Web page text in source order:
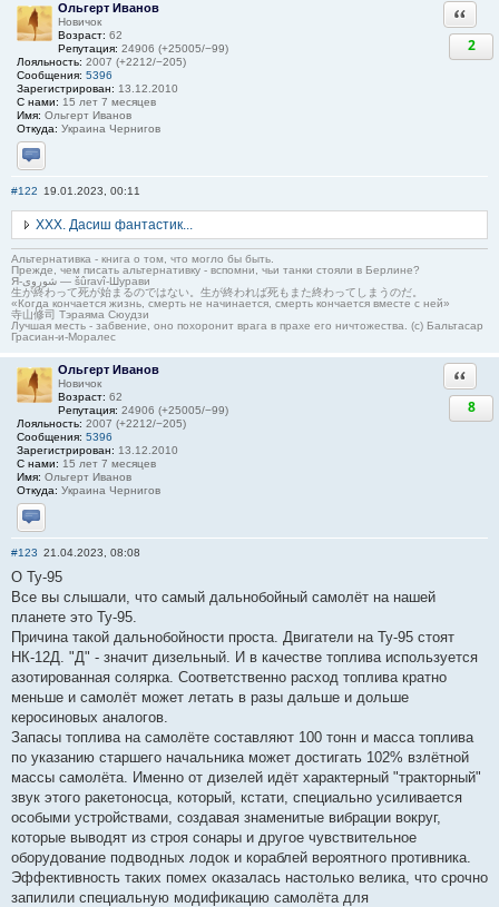
Ольгерт Иванов
Новичок
Возраст: 62
Репутация: 24906 (+25005/−99)
Лояльность: 2007 (+2212/−205)
Сообщения: 5396
Зарегистрирован: 13.12.2010
С нами: 15 лет 7 месяцев
Имя: Ольгерт Иванов
Откуда: Украина Чернигов
Отправить личное сообщение
2
#122 19.01.2023, 00:11
ХХХ. Дасиш фантастик...
Альтернативка - книга о том, что могло бы быть.
Прежде, чем писать альтернативку - вспомни, чьи танки стояли в Берлине?
Я-شوروی — šûravî-Шурави
生が終わって死が始まるのではない。生が終われば死もまた終わってしまうのだ。
«Когда кончается жизнь, смерть не начинается, смерть кончается вместе с ней»
寺山修司 Тэраяма Сюудзи
Лучшая месть - забвение, оно похоронит врага в прахе его ничтожества. (с) Бальтасар
Грасиан-и-Моралес
Ольгерт Иванов
Новичок
Возраст: 62
Репутация: 24906 (+25005/−99)
Лояльность: 2007 (+2212/−205)
Сообщения: 5396
Зарегистрирован: 13.12.2010
С нами: 15 лет 7 месяцев
Имя: Ольгерт Иванов
Откуда: Украина Чернигов
Отправить личное сообщение
8
#123 21.04.2023, 08:08
О Ту-95
Все вы слышали, что самый дальнобойный самолёт на нашей
планете это Ту-95.
Причина такой дальнобойности проста. Двигатели на Ту-95 стоят
НК-12Д. "Д" - значит дизельный. И в качестве топлива используется
азотированная солярка. Соответственно расход топлива кратно
меньше и самолёт может летать в разы дальше и дольше
керосиновых аналогов.
Запасы топлива на самолёте составляют 100 тонн и масса топлива
по указанию старшего начальника может достигать 102% взлётной
массы самолёта. Именно от дизелей идёт характерный "тракторный"
звук этого ракетоносца, который, кстати, специально усиливается
особыми устройствами, создавая знаменитые вибрации вокруг,
которые выводят из строя сонары и другое чувствительное
оборудование подводных лодок и кораблей вероятного противника.
Эффективность таких помех оказалась настолько велика, что срочно
запилили специальную модификацию самолёта для